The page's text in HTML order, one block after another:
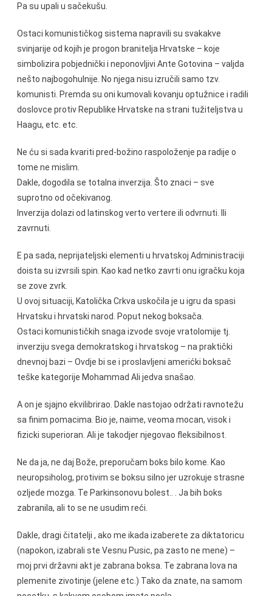
Pa su upali u sačekušu.
Ostaci komunističkog sistema napravili su svakakve
svinjarije od kojih je progon branitelja Hrvatske – koje
simbolizira pobjednički i neponovljivi Ante Gotovina – valjda
nešto najbogohulnije. No njega nisu izručili samo tzv.
komunisti. Premda su oni kumovali kovanju optužnice i radili
doslovce protiv Republike Hrvatske na strani tužiteljstva u
Haagu, etc. etc.
Ne ću si sada kvariti pred-božino raspoloženje pa radije o
tome ne mislim.
Dakle, dogodila se totalna inverzija. Što znaci – sve
suprotno od očekivanog.
Inverzija dolazi od latinskog verto vertere ili odvrnuti. Ili
zavrnuti.
E pa sada, neprijateljski elementi u hrvatskoj Administraciji
doista su izvrsili spin. Kao kad netko zavrti onu igračku koja
se zove zvrk.
U ovoj situaciji, Katolička Crkva uskočila je u igru da spasi
Hrvatsku i hrvatski narod. Poput nekog boksača.
Ostaci komunističkih snaga izvode svoje vratolomije tj.
inverziju svega demokratskog i hrvatskog – na praktički
dnevnoj bazi – Ovdje bi se i proslavljeni amerićki boksač
teške kategorije Mohammad Ali jedva snašao.
A on je sjajno ekvilibrirao. Dakle nastojao održati ravnotežu
sa finim pomacima. Bio je, naime, veoma mocan, visok i
fizicki superioran. Ali je takodjer njegovao fleksibilnost.
Ne da ja, ne daj Bože, preporučam boks bilo kome. Kao
neuropsiholog, protivim se boksu silno jer uzrokuje strasne
ozljede mozga. Te Parkinsonovu bolest.. . Ja bih boks
zabranila, ali to se ne usudim reći.
Dakle, dragi čitatelji , ako me ikada izaberete za diktatoricu
(napokon, izabrali ste Vesnu Pusic, pa zasto ne mene) –
moj prvi državni akt je zabrana boksa. Te zabrana lova na
plemenite zivotinje (jelene etc.) Tako da znate, na samom